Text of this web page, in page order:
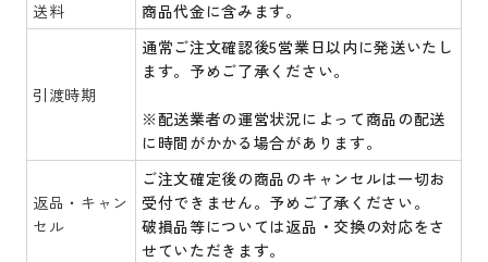
送料 商品代金に含みます。
引渡時期
通常ご注文確認後5営業日以内に発送いたし
ます。予めご了承ください。
※配送業者の運営状況によって商品の配送
に時間がかかる場合があります。
返品・キャン
セル
ご注文確定後の商品のキャンセルは一切お
受付できません。予めご了承ください。
破損品等については返品・交換の対応をさ
せていただきます。